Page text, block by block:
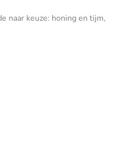
naar keuze: honing en tijm,